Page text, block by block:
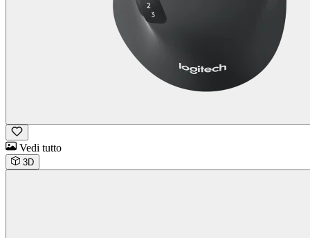
Vedi tutto
3D